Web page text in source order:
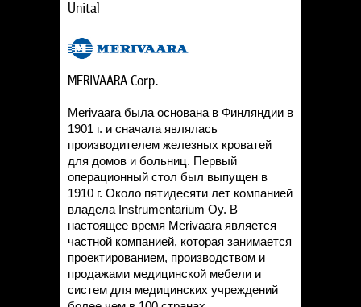
Unital
MERIVAARA Corp.
Merivaara была основана в Финляндии в
1901 г. и сначала являлась
производителем железных кроватей
для домов и больниц. Первый
операционный стол был выпущен в
1910 г. Около пятидесяти лет компанией
владела Instrumentarium Oy. В
настоящее время Merivaara является
частной компанией, которая занимается
проектированием, производством и
продажами медицинской мебели и
систем для медицинских учреждений